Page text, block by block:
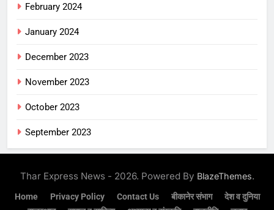
February 2024
January 2024
December 2023
November 2023
October 2023
September 2023
Thar Express News - 2026. Powered By BlazeThemes.
Home Privacy Policy Contact Us बीकानेर संभाग
देश व दुनिया